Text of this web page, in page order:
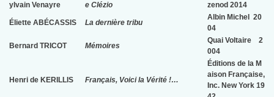
ylvain Venayre
e Clézio
zenod 2014
Éliette ABÉCASSIS La dernière tribu
Albin Michel 20
04
Bernard TRICOT Mémoires
Quai Voltaire 2
004
Henri de KERILLIS Français, Voici la Vérité !…
Éditions de la M
aison Française,
Inc. New York 19